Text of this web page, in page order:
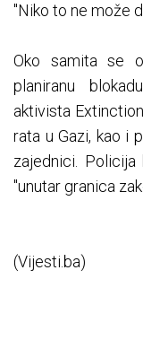
"Niko to ne može
Oko samita se
planiranu
aktivista
rata u Gazi, kao i
zajednici.
"unutar granica
(Vijesti.ba)